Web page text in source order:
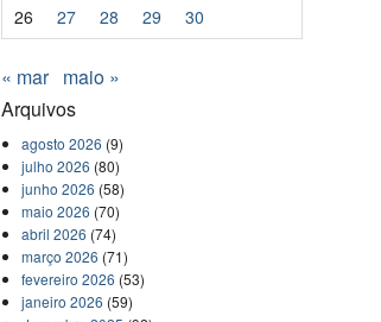
26
27 28 29 30
« mar maio »
Arquivos
agosto 2026 (9)
julho 2026 (80)
junho 2026 (58)
maio 2026 (70)
abril 2026 (74)
março 2026 (71)
fevereiro 2026 (53)
janeiro 2026 (59)